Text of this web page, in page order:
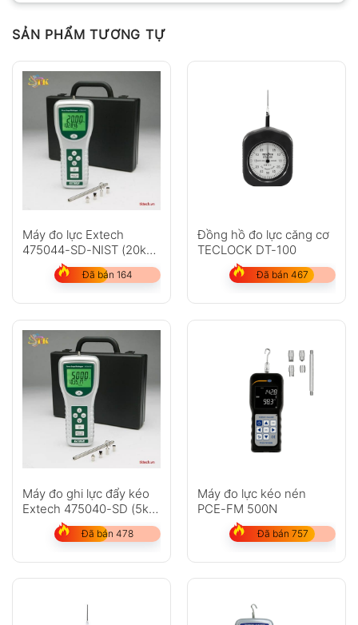
Chưa có đánh giá nào.
Hỏi đáp
Anh
Không có bình luận nào
SẢN PHẨM TƯƠNG TỰ
Máy đo lực Extech
475044-SD-NIST (20kg,
hiệu chuẩn NIST)
Đã bán 164
Đồng hồ đo lực căng cơ
TECLOCK DT-100
Đã bán 467
Máy đo ghi lực đẩy kéo
Extech 475040-SD (5kg,
Đã bán 478
Máy đo lực kéo nén
PCE-FM 500N
Đã bán 757